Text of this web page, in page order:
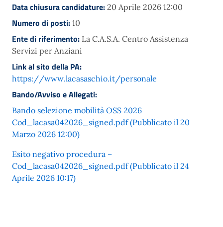
Data chiusura candidature: 20 Aprile 2026 12:00
Numero di posti: 10
Ente di riferimento: La C.A.S.A. Centro Assistenza
Servizi per Anziani
Link al sito della PA:
https://www.lacasaschio.it/personale
Bando/Avviso e Allegati:
Bando selezione mobilità OSS 2026
Cod_lacasa042026_signed.pdf (Pubblicato il 20
Marzo 2026 12:00)
Esito negativo procedura –
Cod_lacasa042026_signed.pdf (Pubblicato il 24
Aprile 2026 10:17)